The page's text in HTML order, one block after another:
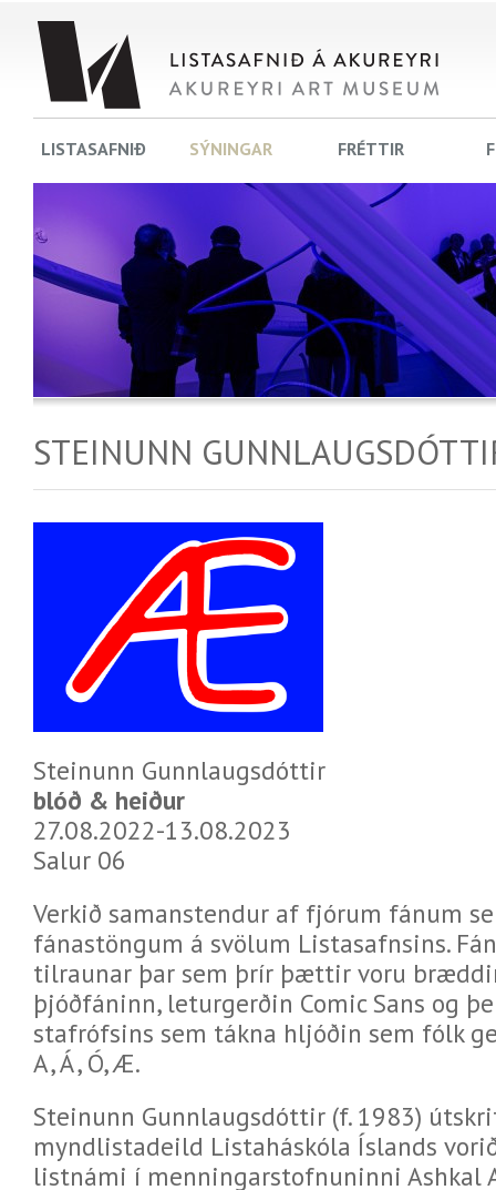
STEINUNN
Steinunn Gunnlaugsdóttir
blóð & heiður
27.08.2022-13.08.2023
Salur 06
Verkið samanstendur af fjórum fánum
fánastöngum á svölum Listasafnsins.
tilraunar þar sem þrír þættir voru
þjóðfáninn, leturgerðin Comic Sans og
stafrófsins sem tákna hljóðin sem fólk
A, Á, Ó, Æ.
Steinunn Gunnlaugsdóttir (f. 1983)
myndlistadeild Listaháskóla Íslands
listnámi í menningarstofnuninni Ashkal
LISTASAFNIÐ SÝNINGAR FRÉTTIR